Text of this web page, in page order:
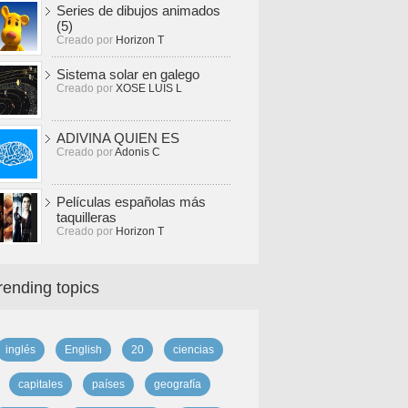
Series de dibujos animados
(5)
Creado por Horizon T
Sistema solar en galego
Creado por XOSE LUIS L
ADIVINA QUIEN ES
Creado porAdonis C
Películas españolas más
taquilleras
Creado por Horizon T
topics
inglés English 20 ciencias
capitales países geografía